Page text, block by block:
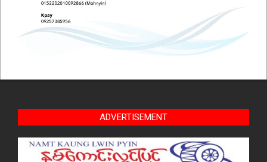
ADVERTISEMENT